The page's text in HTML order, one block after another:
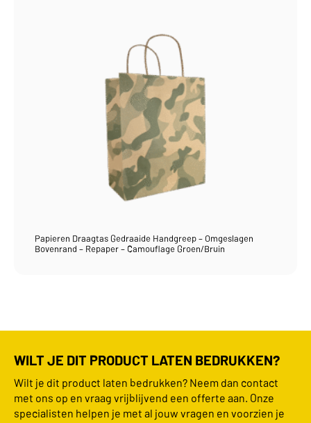
Papieren Draagtas Gedraaide Handgreep – Omgeslagen
Bovenrand – Repaper – Camouflage Groen/Bruin
WILT JE DIT PRODUCT LATEN BEDRUKKEN?
Wilt je dit product laten bedrukken? Neem dan contact
met ons op en vraag vrijblijvend een offerte aan. Onze
specialisten helpen je met al jouw vragen en voorzien je